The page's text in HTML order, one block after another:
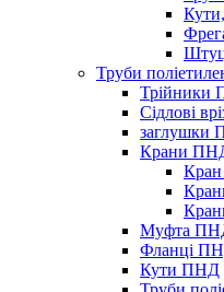
Труби
Трійники
Сідлові
заглушки
Крани
Кран
Муфта
Фланці
Кути ПНД